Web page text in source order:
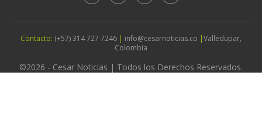
(+57) 314 727 7246|info@cesarnoticias.co